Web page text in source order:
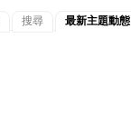
搜尋 最新主題動態